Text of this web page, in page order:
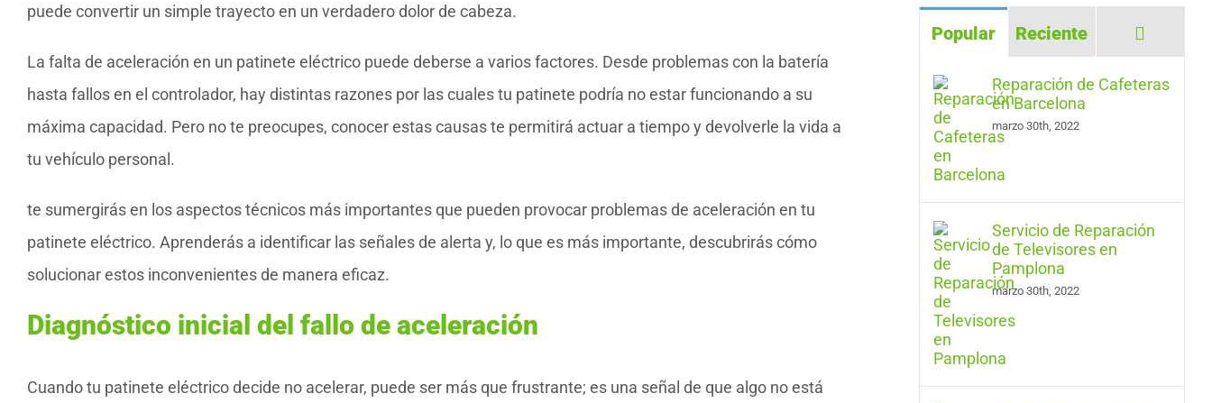
puede convertir un simple trayecto en un verdadero dolor de cabeza.
La falta de aceleración en un patinete eléctrico puede deberse a varios factores. Desde problemas con la batería
hasta fallos en el controlador, hay distintas razones por las cuales tu patinete podría no estar funcionando a su
máxima capacidad. Pero no te preocupes, conocer estas causas te permitirá actuar a tiempo y devolverle la vida a
tu vehículo personal.
te sumergirás en los aspectos técnicos más importantes que pueden provocar problemas de aceleración en tu
patinete eléctrico. Aprenderás a identificar las señales de alerta y, lo que es más importante, descubrirás cómo
solucionar estos inconvenientes de manera eficaz.
Diagnóstico inicial del fallo de aceleración
Cuando tu patinete eléctrico decide no acelerar, puede ser más que frustrante; es una señal de que algo no está
Popular Reciente
Reparación de Cafeteras
en Barcelona
marzo 30th, 2022
Servicio de Reparación
de Televisores en
Pamplona
marzo 30th, 2022